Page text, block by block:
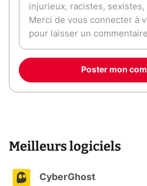
Poster mon
Meilleurs logiciels
CyberGhost